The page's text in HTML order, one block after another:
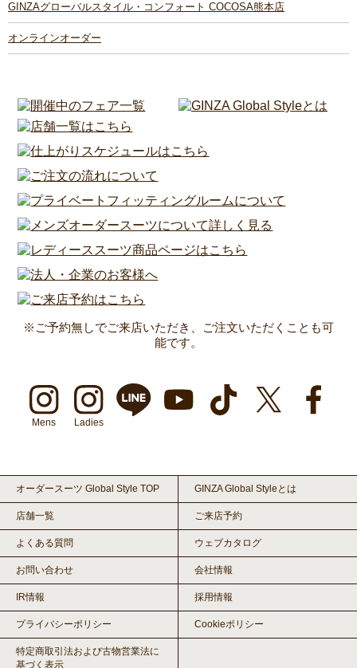
GINZAグローバルスタイル・コンフォート COCOSA熊本店
オンラインオーダー
※ご予約無しでご来店いただき、ご注文いただくことも可
能です。
Mens Ladies
オーダースーツ Global Style TOP GINZA Global Styleとは
店舗一覧 ご来店予約
よくある質問 ウェブカタログ
お問い合わせ 会社情報
IR情報 採用情報
プライバシーポリシー Cookieポリシー
特定商取引法および古物営業法に
基づく表示